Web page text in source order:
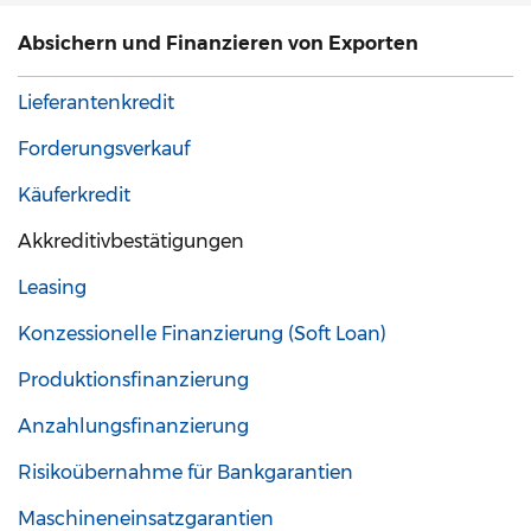
Absichern und Finanzieren von Exporten
Lieferantenkredit
Forderungsverkauf
Käuferkredit
Akkreditivbestätigungen
Leasing
Konzessionelle Finanzierung (Soft Loan)
Produktionsfinanzierung
Anzahlungsfinanzierung
Risikoübernahme für Bankgarantien
Maschineneinsatzgarantien